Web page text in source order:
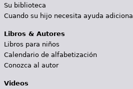
Su biblioteca
Cuando su hijo necesita ayuda adicional
Libros & Autores
Libros para niños
Calendario de alfabetización
Conozca al autor
Videos